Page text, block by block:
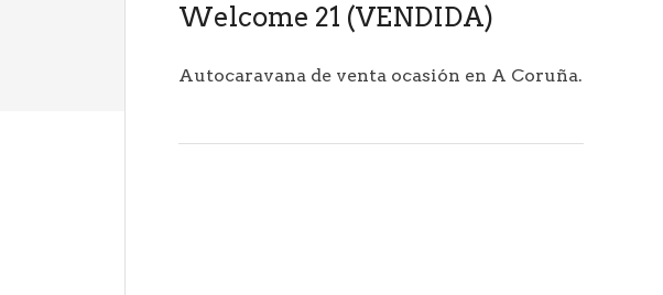
Welcome 21 (VENDIDA)
Autocaravana de venta ocasión en A Coruña.